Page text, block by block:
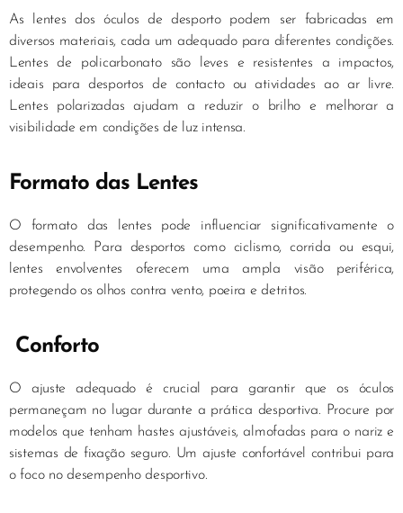
As lentes dos óculos de desporto podem ser fabricadas em
diversos materiais, cada um adequado para diferentes condições.
Lentes de policarbonato são leves e resistentes a impactos,
ideais para desportos de contacto ou atividades ao ar livre.
Lentes polarizadas ajudam a reduzir o brilho e melhorar a
visibilidade em condições de luz intensa.
Formato das Lentes
O formato das lentes pode influenciar significativamente o
desempenho. Para desportos como ciclismo, corrida ou esqui,
lentes envolventes oferecem uma ampla visão periférica,
protegendo os olhos contra vento, poeira e detritos.
Conforto
O ajuste adequado é crucial para garantir que os óculos
permaneçam no lugar durante a prática desportiva. Procure por
modelos que tenham hastes ajustáveis, almofadas para o nariz e
sistemas de fixação seguro. Um ajuste confortável contribui para
o foco no desempenho desportivo.